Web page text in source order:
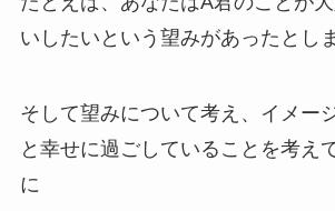
いしたいという望みがあったとし
そして望みについて考え、イメー
と幸せに過ごしていることを考え
に